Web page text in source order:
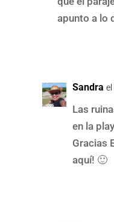
apunto a lo
Sandra
Las
en la
Gracias
aquí! 🙂